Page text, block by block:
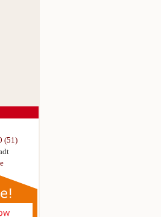
(51)